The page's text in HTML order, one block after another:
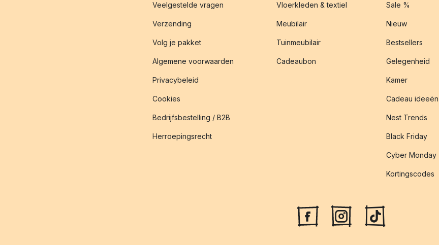
Veelgestelde vragen
Verzending
Volg je pakket
Algemene voorwaarden
Privacybeleid
Cookies
Bedrijfsbestelling / B2B
Herroepingsrecht
Vloerkleden & textiel
Meubilair
Tuinmeubilair
Cadeaubon
Sale %
Nieuw
Bestsellers
Gelegenheid
Kamer
Cadeau ideeën
Nest Trends
Black Friday
Cyber Monday
Kortingscodes